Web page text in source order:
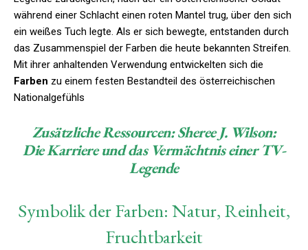
während einer Schlacht einen roten Mantel trug, über den sich
ein weißes Tuch legte. Als er sich bewegte, entstanden durch
das Zusammenspiel der Farben die heute bekannten Streifen.
Mit ihrer anhaltenden Verwendung entwickelten sich die
Farben zu einem festen Bestandteil des österreichischen
Nationalgefühls
Zusätzliche Ressourcen:Sheree J. Wilson:
Die Karriere und das Vermächtnis einer TV-
Legende
Symbolik der Farben: Natur, Reinheit,
Fruchtbarkeit